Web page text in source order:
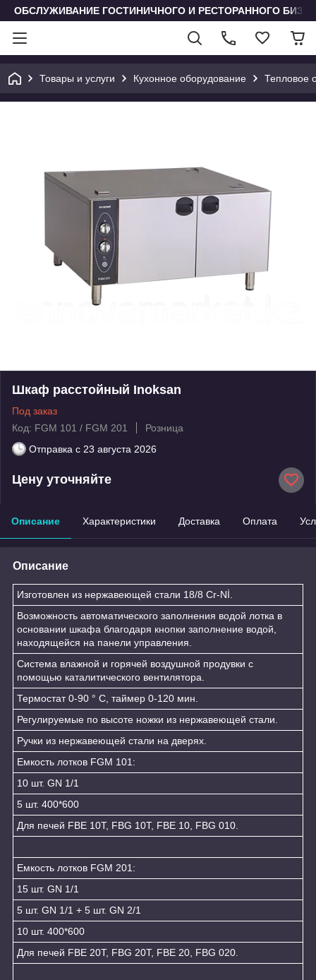
ОБСЛУЖИВАНИЕ ГОСТИНИЧНОГО И РЕСТОРАННОГО
Товары и услуги Кухонное оборудование Тепловое
Шкаф расстойный Inoksan
Под заказ
Код: FGM 101 / FGM 201
Розница
Отправка с 23 августа 2026
Цену уточняйте
Описание Характеристики Доставка Оплата
Описание
Изготовлен из нержавеющей стали 18/8 Cr-Nİ.
Возможность автоматического заполнения водой лотка в
основании шкафа благодаря кнопки заполнение водой,
находящейся на панели управления.
Система влажной и горячей воздушной продувки с
помощью каталитического вентилятора.
Термостат 0-90 ° С, таймер 0-120 мин.
Регулируемые по высоте ножки из нержавеющей стали.
Ручки из нержавеющей стали на дверях.
Емкость лотков FGM 101:
10 шт. GN 1/1
5 шт. 400*600
Для печей FBE 10T, FBG 10T, FBE 10, FBG 010.
Емкость лотков FGM 201:
15 шт. GN 1/1
5 шт. GN 1/1 + 5 шт. GN 2/1
10 шт. 400*600
Для печей FBE 20T, FBG 20T, FBE 20, FBG 020.